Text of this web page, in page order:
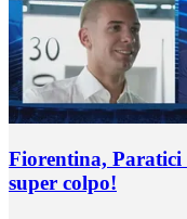
Fiorentina, Paratici
super colpo!